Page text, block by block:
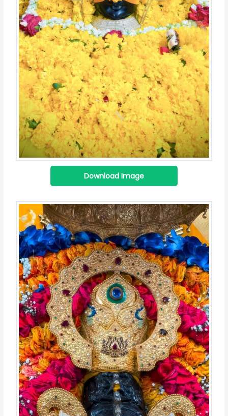
Download Image